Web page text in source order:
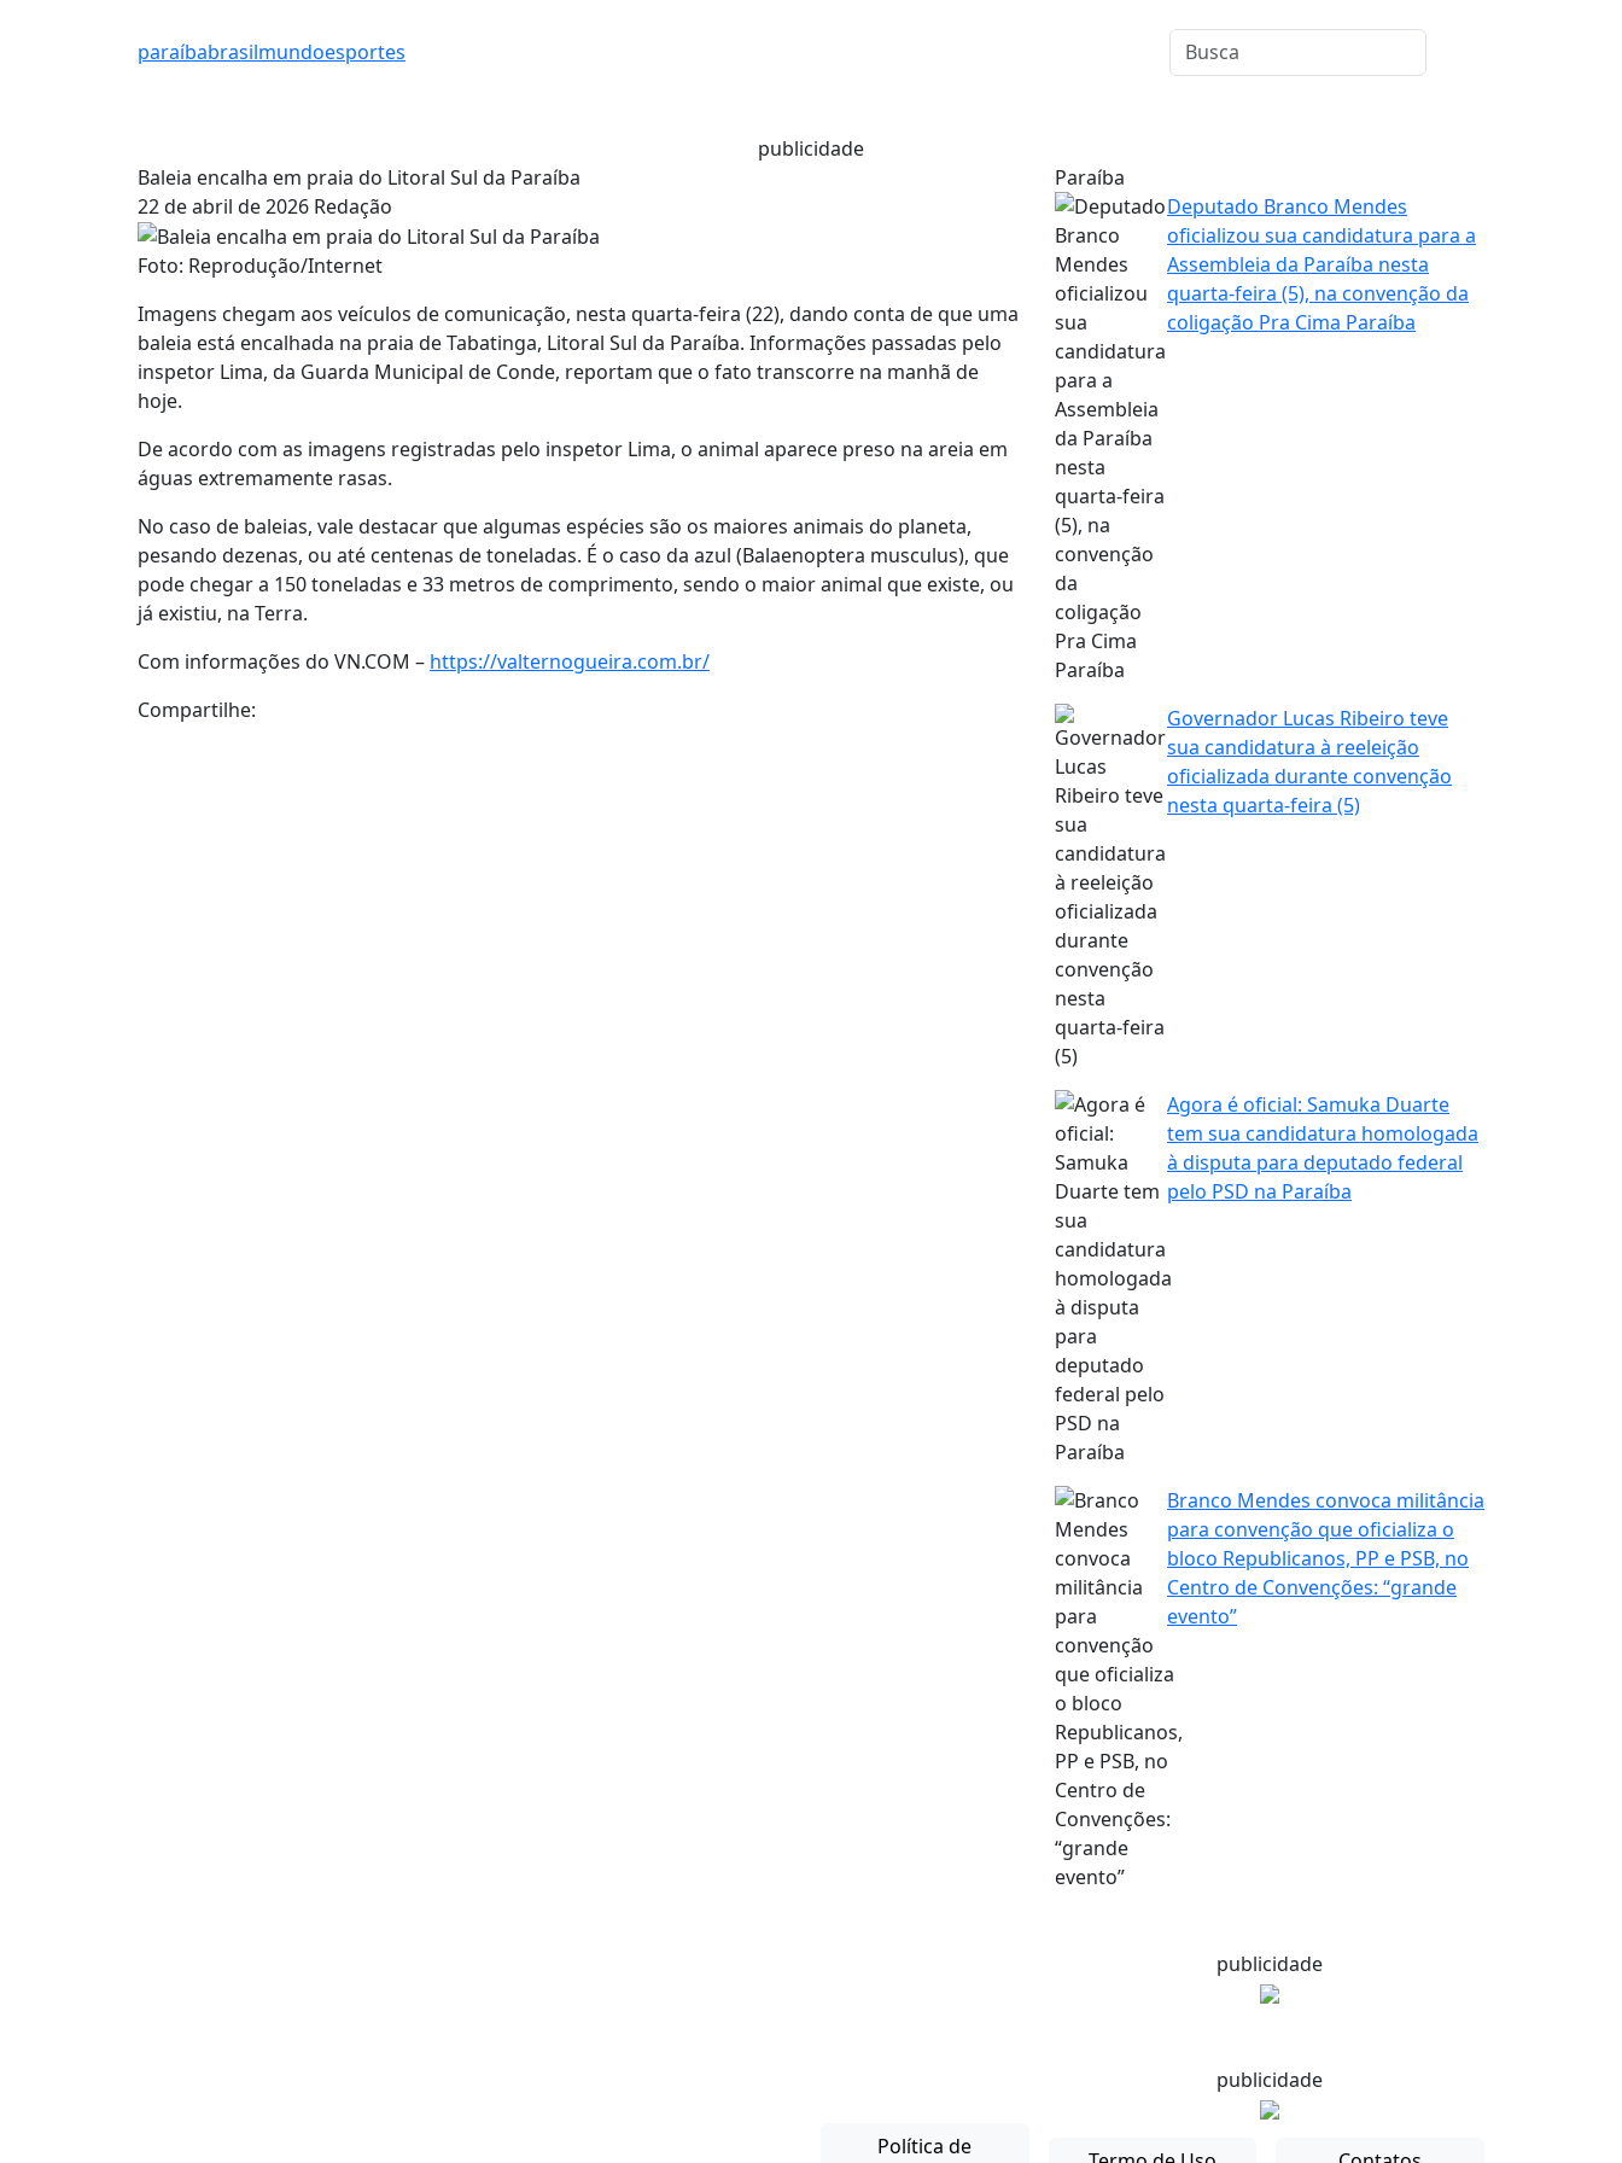
paraíbabrasilmundoesportes
publicidade
Baleia encalha em praia do Litoral Sul da Paraíba
22 de abril de 2026 Redação
Foto: Reprodução/Internet
Imagens chegam aos veículos de comunicação, nesta quarta-feira (22), dando conta de que uma
baleia está encalhada na praia de Tabatinga, Litoral Sul da Paraíba. Informações passadas pelo
inspetor Lima, da Guarda Municipal de Conde, reportam que o fato transcorre na manhã de
hoje.
De acordo com as imagens registradas pelo inspetor Lima, o animal aparece preso na areia em
águas extremamente rasas.
No caso de baleias, vale destacar que algumas espécies são os maiores animais do planeta,
pesando dezenas, ou até centenas de toneladas. É o caso da azul (Balaenoptera musculus), que
pode chegar a 150 toneladas e 33 metros de comprimento, sendo o maior animal que existe, ou
já existiu, na Terra.
Com informações do VN.COM – https://valternogueira.com.br/
Compartilhe:
Paraíba
Deputado Branco Mendes
oficializou sua candidatura para a
Assembleia da Paraíba nesta
quarta-feira (5), na convenção da
coligação Pra Cima Paraíba
Governador Lucas Ribeiro teve
sua candidatura à reeleição
oficializada durante convenção
nesta quarta-feira (5)
Agora é oficial: Samuka Duarte
tem sua candidatura homologada
à disputa para deputado federal
pelo PSD na Paraíba
Branco Mendes convoca militância
para convenção que oficializa o
bloco Republicanos, PP e PSB, no
Centro de Convenções: “grande
evento”
publicidade
publicidade
Política de